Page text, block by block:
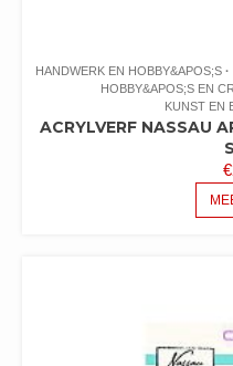
HANDWERK EN HOBBY&APOS;S
HOBBY&APOS;S EN
KUNST EN
ACRYLVERF NASSAU
€